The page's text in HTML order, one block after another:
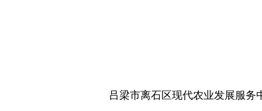
吕梁市离石区现代农业发展服务